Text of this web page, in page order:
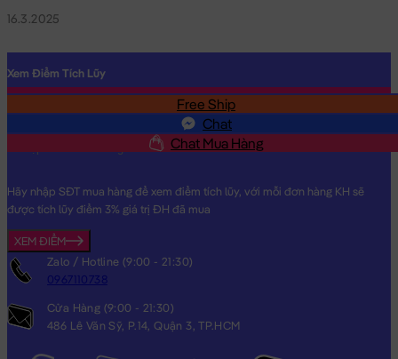
Voi Bông lông mịn ngồi đeo Yếm tai thêu Hoa
16.3.2025
Free Ship
Chat
Chat Mua Hàng
Xem Điểm Tích Lũy
Hãy nhập SĐT mua hàng để xem điểm tích lũy, với mỗi đơn hàng KH sẽ
được tích lũy điểm 3% giá trị ĐH đã mua
XEM ĐIỂM
Zalo / Hotline (9:00 - 21:30)
0967110738
Cửa Hàng (9:00 - 21:30)
486 Lê Văn Sỹ, P.14, Quận 3, TP.HCM